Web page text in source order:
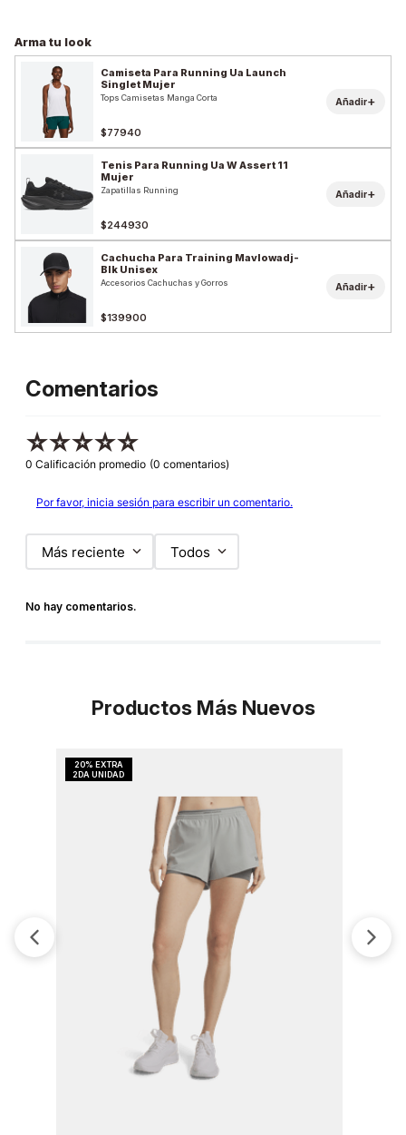
Arma tu look
Camiseta Para Running Ua Launch
Singlet Mujer
Tops Camisetas Manga Corta
$77940
Añadir+
Tenis Para Running Ua W Assert 11
Mujer
Zapatillas Running
$244930
Añadir+
Cachucha Para Training Mavlowadj-
Blk Unisex
Accesorios Cachuchas y Gorros
$139900
Añadir+
Comentarios
☆☆☆☆☆
0 Calificación promedio (0 comentarios)
Por favor, inicia sesión para escribir un comentario.
Más reciente Todos
No hay comentarios.
Productos Más Nuevos